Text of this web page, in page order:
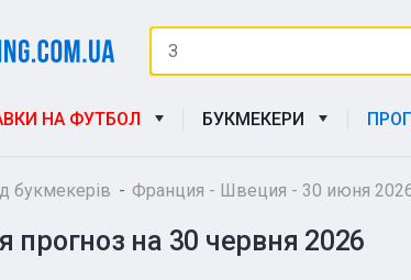
НА ФУТБОЛ БУКМЕКЕРИ
букмекерів Франция - Швеция - 30 июня
на 30 червня 2026
30 червня 2026